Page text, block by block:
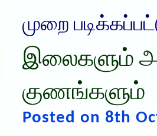
முறை
இலைகளும்
குணங்களும்
Posted on 8th